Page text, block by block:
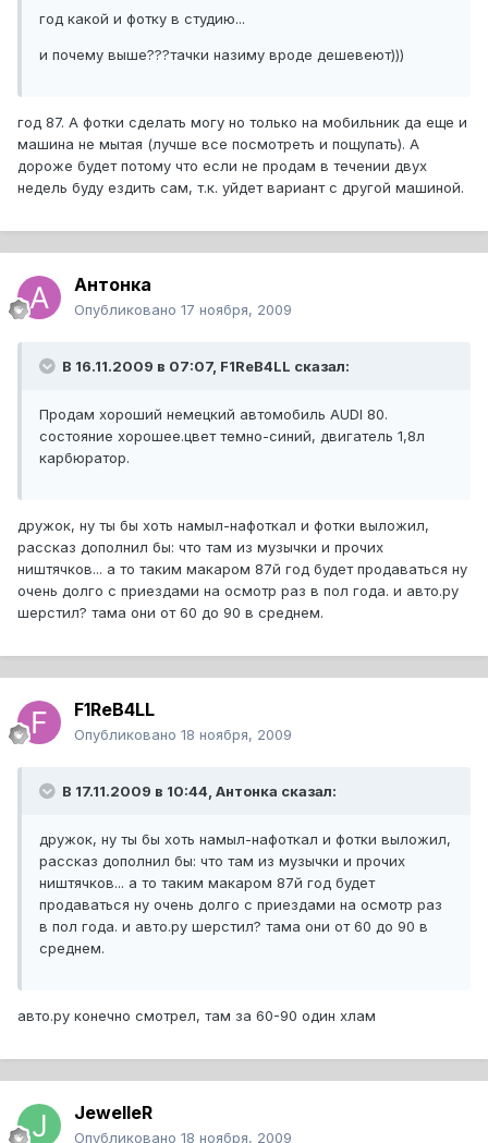
год какой и фотку в студию...
и почему выше???тачки назиму вроде дешевеют)))
год 87. А фотки сделать могу но только на мобильник да еще и
машина не мытая (лучше все посмотреть и пощупать). А
дороже будет потому что если не продам в течении двух
недель буду ездить сам, т.к. уйдет вариант с другой машиной.
Антонка
Опубликовано 17 ноября, 2009
В 16.11.2009 в 07:07, F1ReB4LL сказал:
Продам хороший немецкий автомобиль AUDI 80.
состояние хорошее.цвет темно-синий, двигатель 1,8л
карбюратор.
дружок, ну ты бы хоть намыл-нафоткал и фотки выложил,
рассказ дополнил бы: что там из музычки и прочих
ништячков... а то таким макаром 87й год будет продаваться ну
очень долго с приездами на осмотр раз в пол года. и авто.ру
шерстил? тама они от 60 до 90 в среднем.
F1ReB4LL
Опубликовано 18 ноября, 2009
В 17.11.2009 в 10:44, Антонка сказал:
дружок, ну ты бы хоть намыл-нафоткал и фотки выложил,
рассказ дополнил бы: что там из музычки и прочих
ништячков... а то таким макаром 87й год будет
продаваться ну очень долго с приездами на осмотр раз
в пол года. и авто.ру шерстил? тама они от 60 до 90 в
среднем.
авто.ру конечно смотрел, там за 60-90 один хлам
JewelleR
Опубликовано 18 ноября, 2009